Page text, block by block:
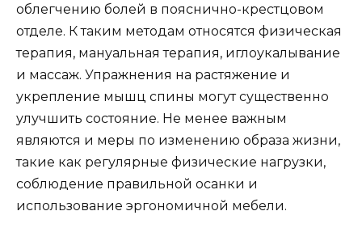
облегчению болей в пояснично-крестцовом
отделе. К таким методам относятся физическая
терапия, мануальная терапия, иглоукалывание
и массаж. Упражнения на растяжение и
укрепление мышц спины могут существенно
улучшить состояние. Не менее важным
являются и меры по изменению образа жизни,
такие как регулярные физические нагрузки,
соблюдение правильной осанки и
использование эргономичной мебели.